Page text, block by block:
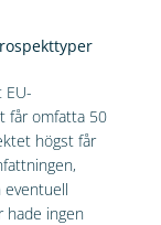
EU-
får omfatta 50
högst får
eventuell
hade ingen